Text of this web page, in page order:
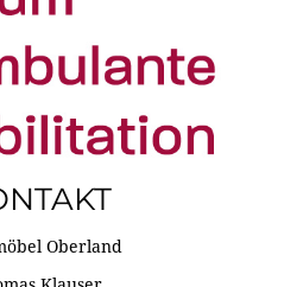
Oberland